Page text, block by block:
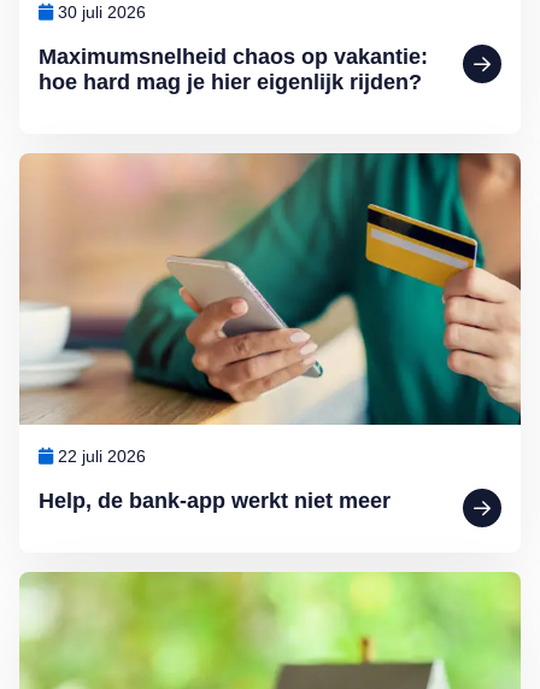
Maximumsnelheid chaos op vakantie:
hoe hard mag je hier eigenlijk rijden?
30 juli 2026
Help, de bank-app werkt niet meer
22 juli 2026
Lees meer over Help, de bank-app werkt niet meer
Lees meer over Ouderen willen helemaal geen hogere erfbelasting